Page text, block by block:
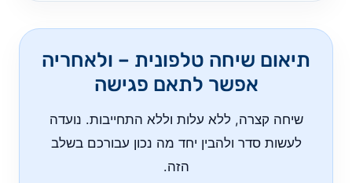
תיאום שיחה טלפונית – ולאחריה
אפשר לתאם פגישה
שיחה קצרה, ללא עלות וללא התחייבות. נועדה
לעשות סדר ולהבין יחד מה נכון עבורכם בשלב
הזה.